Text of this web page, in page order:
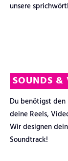
unsere
SOUNDS &
Du benötigst den
deine Reels,
Wir designen
Soundtrack!